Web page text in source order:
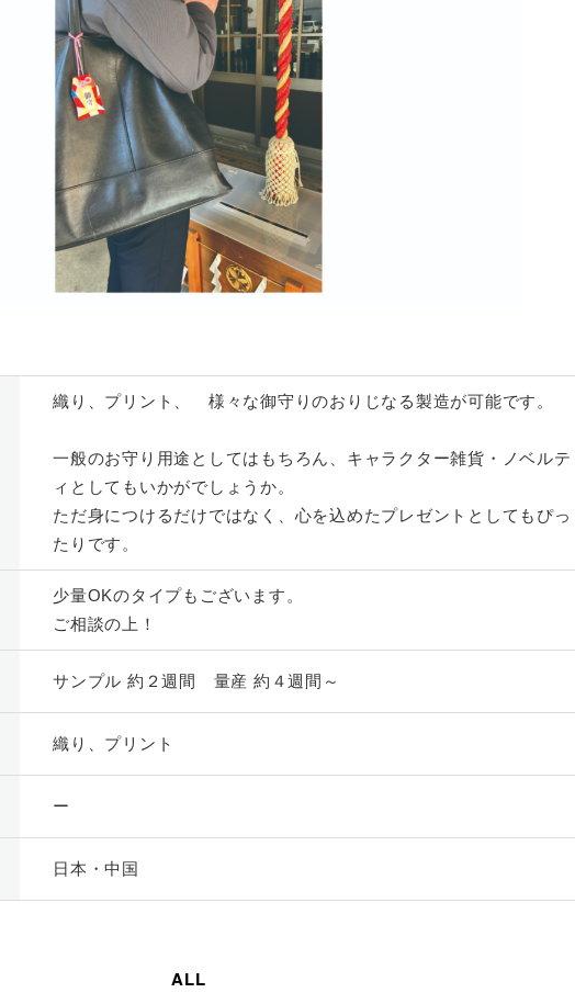
織り、プリント、 様々な御守りのおりじなる製造が可能です。
一般のお守り用途としてはもちろん、キャラクター雑貨・ノベルテ
ィとしてもいかがでしょうか。
ただ身につけるだけではなく、心を込めたプレゼントとしてもぴっ
たりです。
少量OKのタイプもございます。
ご相談の上！
サンプル 約２週間 量産 約４週間～
織り、プリント
ー
日本・中国
ALL